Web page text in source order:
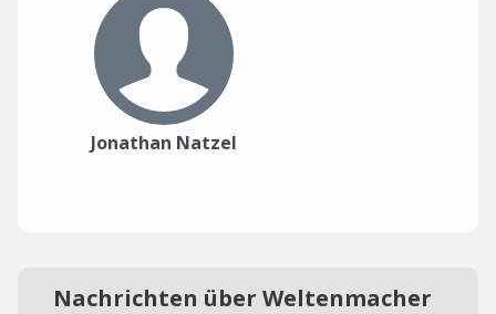
Jonathan Natzel
Nachrichten über Weltenmacher